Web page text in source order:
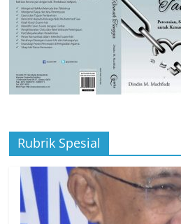
Rubrik Spesial